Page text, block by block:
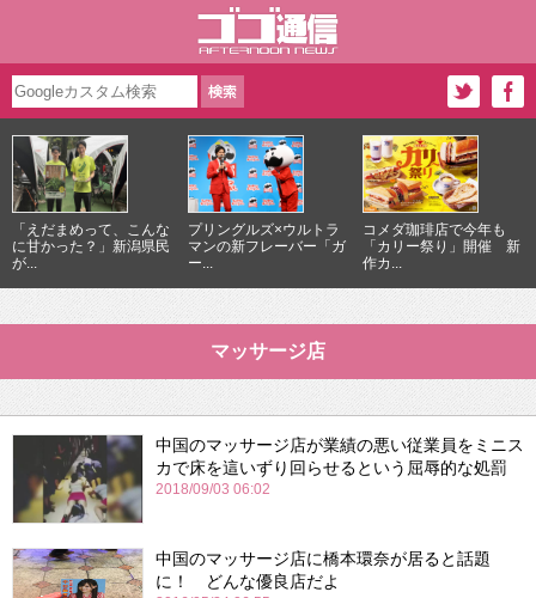
「えだまめって、こんな
に甘かった？」新潟県民
が...
プリングルズ×ウルトラ
マンの新フレーバー「ガ
ー...
コメダ珈琲店で今年も
「カリー祭り」開催 新
作カ...
マッサージ店
中国のマッサージ店が業績の悪い従業員をミニス
カで床を這いずり回らせるという屈辱的な処罰
2018/09/03 06:02
中国のマッサージ店に橋本環奈が居ると話題
に！ どんな優良店だよ